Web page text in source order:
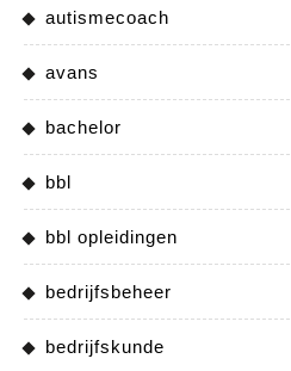
autismecoach
avans
bachelor
bbl
bbl opleidingen
bedrijfsbeheer
bedrijfskunde